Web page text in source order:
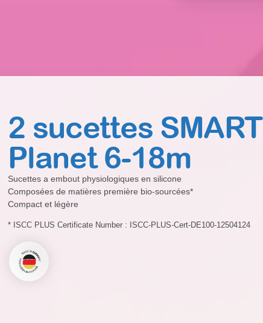
2 sucettes SMART
Planet 6-18m
Sucettes a embout physiologiques en silicone
Composées de matières première bio-sourcées*
Compact et légère
* ISCC PLUS Certificate Number : ISCC-PLUS-Cert-DE100-12504124